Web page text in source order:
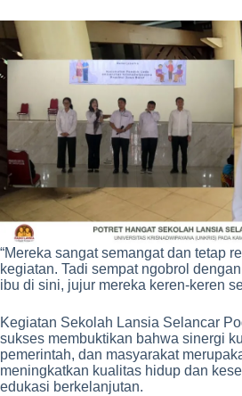
“Mereka sangat semangat dan tetap
kegiatan. Tadi sempat ngobrol
ibu di sini, jujur mereka keren-keren
Kegiatan Sekolah Lansia Selancar
sukses membuktikan bahwa sinergi
pemerintah, dan masyarakat
meningkatkan kualitas hidup dan
edukasi berkelanjutan.